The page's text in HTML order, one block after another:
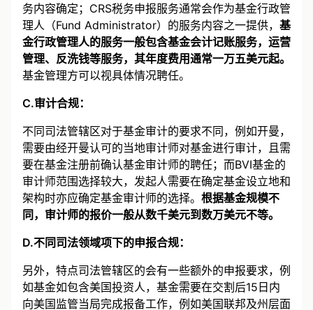
税务师或者税务律师进行指导，费用需要根据实际的服
务内容确定；CRS税务申报服务通常会作为基金行政管
理人（Fund Administrator）的服务内容之一提供，基
金行政管理人的服务一般包含基金会计记账服务，运营
管理、反洗钱等服务，其年度费用通常一万五美元起。
不同司法管辖区对于基金审计的要求不同，例如开曼，
需要由经开曼认可的当地审计师对基金进行审计，且需
要在基金注册前确认基金审计师的聘任；而BVI基金的
审计师范围选择较大，发起人需要在确定基金设立地和
架构时亦应确定基金审计师的选择。根据基金规模不
另外，特点司法管辖区的会有一些额外的申报要求，例
如基金如包含美国投资人，基金需要在交割后15日内